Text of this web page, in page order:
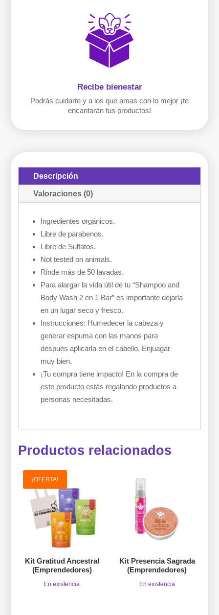
Recibe bienestar
Podrás cuidarte y a los que amas con lo mejor ¡te
encantarán tus productos!
Descripción
Valoraciones (0)
Ingredientes orgánicos.
Libre de parabenos.
Libre de Sulfatos.
Not tested on animals.
Rinde más de 50 lavadas.
Para alargar la vida útil de tu “Shampoo and
Body Wash 2 en 1 Bar” es importante dejarla
en un lugar seco y fresco.
Instrucciones: Humedecer la cabeza y
generar espuma con las manos para
después aplicarla en el cabello. Enjuagar
muy bien.
¡Tu compra tiene impacto! En la compra de
este producto estás regalando productos a
personas necesitadas.
Productos relacionados
¡OFERTA!
Kit Gratitud Ancestral
(Emprendedores)
En existencia
Kit Presencia Sagrada
(Emprendedores)
En existencia